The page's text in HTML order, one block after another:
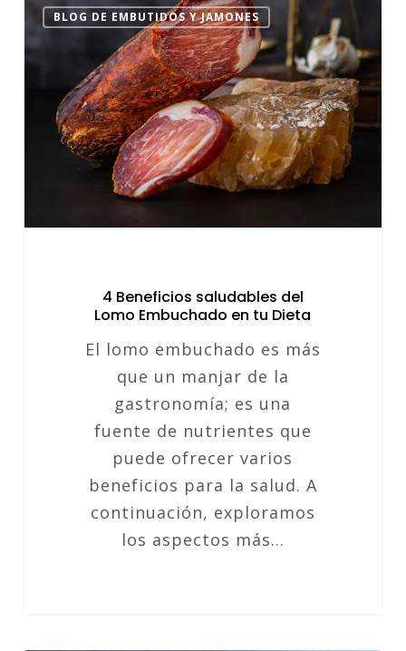
BLOG DE EMBUTIDOS Y JAMONES
Beneficios
saludables
del
Lomo
Embuchado
en
tu
4 Beneficios saludables del
Lomo Embuchado en tu Dieta
El lomo embuchado es más
que un manjar de la
gastronomía; es una
fuente de nutrientes que
puede ofrecer varios
beneficios para la salud. A
continuación, exploramos
los aspectos más…